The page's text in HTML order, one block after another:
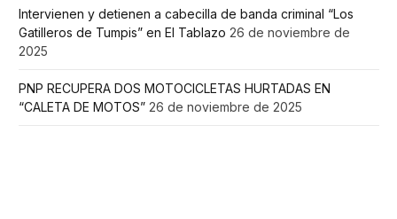
Intervienen y detienen a cabecilla de banda criminal “Los
Gatilleros de Tumpis” en El Tablazo 26 de noviembre de
2025
PNP RECUPERA DOS MOTOCICLETAS HURTADAS EN
“CALETA DE MOTOS” 26 de noviembre de 2025